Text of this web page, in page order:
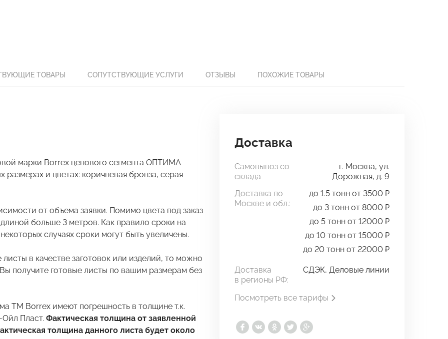
ТОВАРЫ СОПУТСТВУЮЩИЕ УСЛУГИ ОТЗЫВЫ ПОХОЖИЕ ТОВАРЫ
марки Borrex ценового сегмента ОПТИМА
и цветах: коричневая бронза, серая
от объема заявки. Помимо цвета под заказ
больше 3 метров. Как правило сроки на
случаях сроки могут быть увеличены.
в качестве заготовок или изделий, то можно
получите готовые листы по вашим размерам без
ТМ Borrex имеют погрешность в толщине т.к.
Ойл Пласт. Фактическая толщина от заявленной
толщина данного листа будет около
Доставка
Самовывоз со
склада
г. Москва, ул.
Дорожная, д. 9
Доставка по
Москве и обл.:
до 1.5 тонн от 3500 ₽
до 3 тонн от 8000 ₽
до 5 тонн от 12000 ₽
до 10 тонн от 15000 ₽
до 20 тонн от 22000 ₽
Доставка
в регионы РФ:
СДЭК, Деловые линии
Посмотреть все тарифы